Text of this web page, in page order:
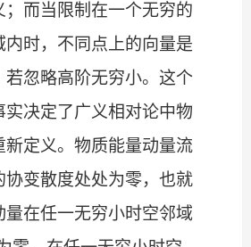
；而当限制在一个无穷的
内时，不同点上的向量是
若忽略高阶无穷小。这个
实决定了广义相对论中物
新定义。物质能量动量流
协变散度处处为零，也就
量在任一无穷小时空邻域